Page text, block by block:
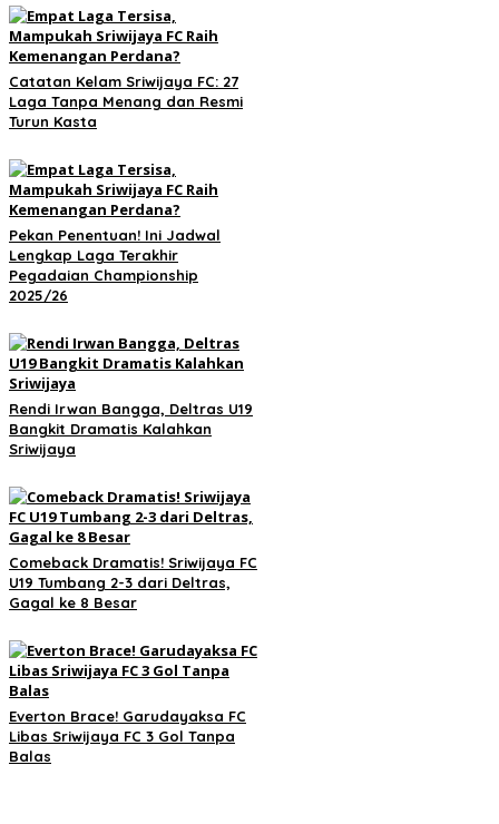
Catatan Kelam Sriwijaya FC: 27
Laga Tanpa Menang dan Resmi
Turun Kasta
Pekan Penentuan! Ini Jadwal
Lengkap Laga Terakhir
Pegadaian Championship
2025/26
Rendi Irwan Bangga, Deltras U19
Bangkit Dramatis Kalahkan
Sriwijaya
Comeback Dramatis! Sriwijaya FC
U19 Tumbang 2-3 dari Deltras,
Gagal ke 8 Besar
Everton Brace! Garudayaksa FC
Libas Sriwijaya FC 3 Gol Tanpa
Balas